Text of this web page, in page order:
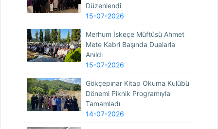
Düzenlendi
15-07-2026
Merhum İskeçe Müftüsü Ahmet
Mete Kabri Başında Dualarla
Anıldı
15-07-2026
Gökçepınar Kitap Okuma Kulübü
Dönemi Piknik Programıyla
Tamamladı
14-07-2026